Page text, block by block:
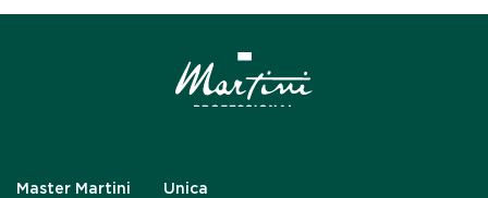
Master Martini
Unica